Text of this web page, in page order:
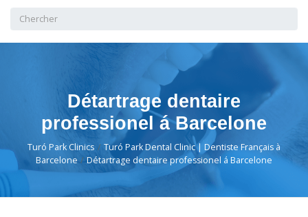
Chercher
Détartrage dentaire
professionel á Barcelone
Turó Park Clinics
Turó Park Dental Clinic | Dentiste Français à
Barcelone
Détartrage dentaire professionel á Barcelone